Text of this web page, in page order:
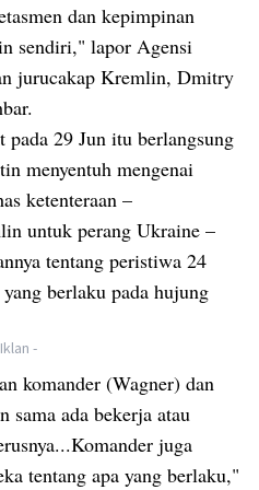
dan kepimpinan
sendiri," lapor Agensi
jurucakap Kremlin, Dmitry
pada 29 Jun itu berlangsung
menyentuh mengenai
ketenteraan –
untuk perang Ukraine –
tentang peristiwa 24
berlaku pada hujung
-
komander (Wagner) dan
sama ada bekerja atau
juga
tentang apa yang berlaku,"